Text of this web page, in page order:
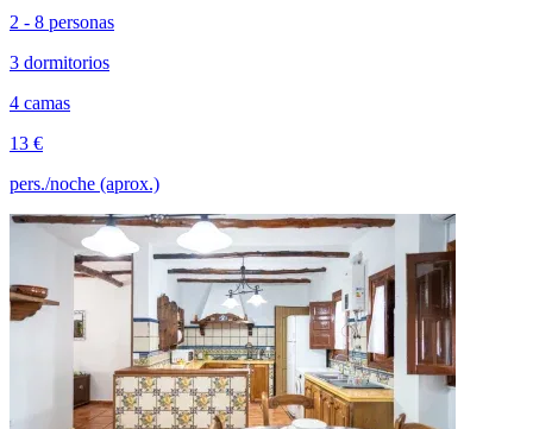
2 - 8 personas
3 dormitorios
4 camas
13 €
pers./noche (aprox.)